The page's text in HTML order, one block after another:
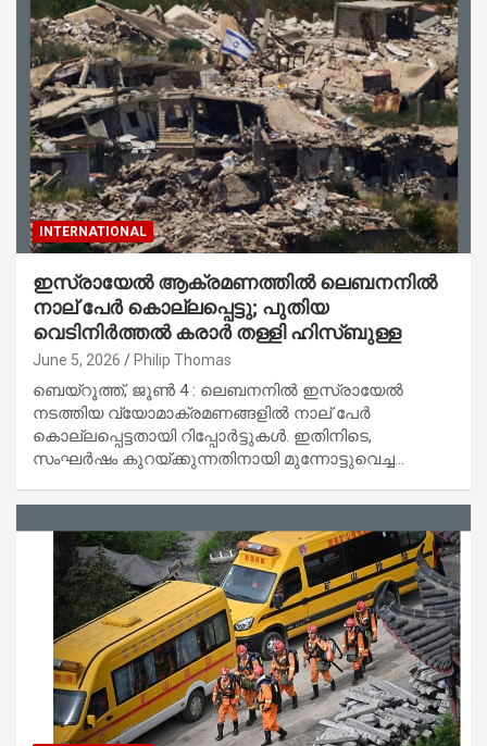
INTERNATIONAL
ഇസ്രായേൽ ആക്രമണത്തിൽ ലെബനനിൽ
നാല് പേർ കൊല്ലപ്പെട്ടു; പുതിയ
വെടിനിർത്തൽ കരാർ തള്ളി ഹിസ്ബുള്ള
June 5, 2026 Philip Thomas
ബെയ്റൂത്ത്, ജൂൺ 4 : ലെബനനിൽ ഇസ്രായേൽ
നടത്തിയ വ്യോമാക്രമണങ്ങളിൽ നാല് പേർ
കൊല്ലപ്പെട്ടതായി റിപ്പോർട്ടുകൾ. ഇതിനിടെ,
സംഘർഷം കുറയ്ക്കുന്നതിനായി മുന്നോട്ടുവെച്ച…